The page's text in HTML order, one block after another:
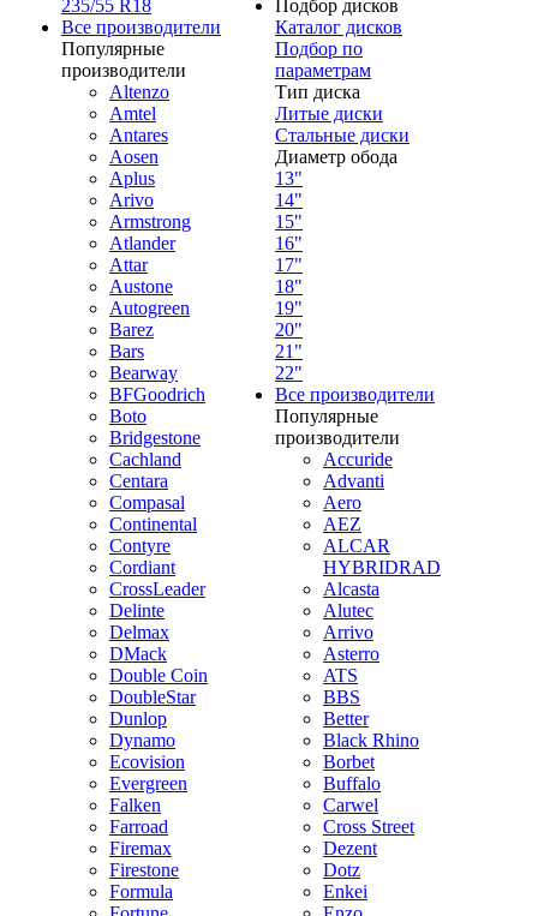
235/55 R18
Все производители
Популярные
производители
Altenzo
Amtel
Antares
Aosen
Aplus
Arivo
Armstrong
Atlander
Attar
Austone
Autogreen
Barez
Bars
Bearway
BFGoodrich
Boto
Bridgestone
Cachland
Centara
Compasal
Continental
Contyre
Cordiant
CrossLeader
Delinte
Delmax
DMack
Double Coin
DoubleStar
Dunlop
Dynamo
Ecovision
Evergreen
Falken
Farroad
Firemax
Firestone
Formula
Подбор дисков
Каталог дисков
Подбор по
параметрам
Тип диска
Литые диски
Стальные диски
Диаметр обода
13"
14"
15"
16"
17"
18"
19"
20"
21"
22"
Все производители
Популярные
производители
Accuride
Advanti
Aero
AEZ
ALCAR
HYBRIDRAD
Alcasta
Alutec
Arrivo
Asterro
ATS
BBS
Better
Black Rhino
Borbet
Buffalo
Carwel
Cross Street
Dezent
Dotz
Enkei